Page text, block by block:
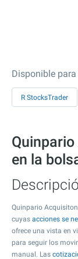
Disponible
R StocksTrader
en la
Quinpario
cuyas acciones se
ofrece una vista en
para seguir los
manual. Las